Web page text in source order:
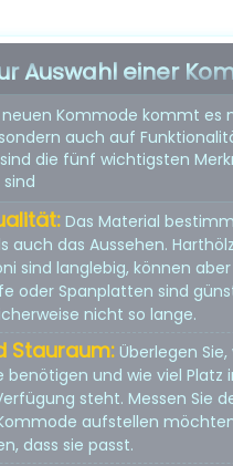
Auswahl einer
neuen Kommode kommt es
auch auf
die fünf wichtigsten
Das Material
auch das Aussehen.
sind langlebig, können
oder Spanplatten sind
nicht so lange.
Stauraum: Überlegen Sie,
benötigen und wie viel Platz
steht. Messen Sie
aufstellen
dass sie passt.